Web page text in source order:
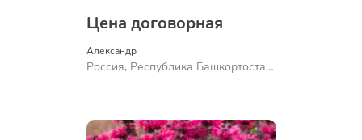
Цена договорная
Александр
Россия, Республика Башкортостан,